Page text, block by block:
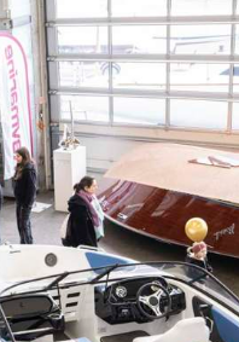
Abo
/ Händler